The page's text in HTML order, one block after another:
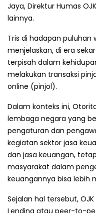
Jaya, Direktur Humas
lainnya.
Tris di hadapan
menjelaskan, di era
terpisah dalam
melakukan transaksi
online (pinjol).
Dalam konteks ini,
lembaga negara yang
pengaturan dan
kegiatan sektor jasa
dan jasa keuangan,
masyarakat dalam
keuangannya bisa lebih
Sejalan hal tersebut,
Lending atau peer-to-